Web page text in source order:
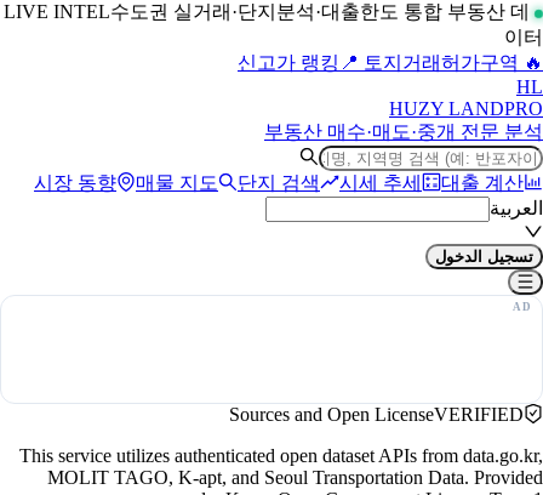
LIVE INTEL
수도권 실거래·단지분석·대출한도 통합 부동산 데
이터
🔥 신고가 랭킹
📍 토지거래허가구역
HL
HUZY LANDPRO
부동산 매수·매도·중개 전문 분석
시장 동향 매물 지도 단지 검색 시세 추세
대출 계산
العربية
تسجيل الدخول
Sources and Open LicenseVERIFIED
This service utilizes authenticated open dataset APIs from data.go.kr,
MOLIT TAGO, K-apt, and Seoul Transportation Data. Provided